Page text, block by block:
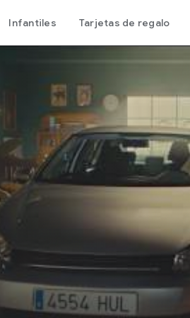
Infantiles Tarjetas de regalo